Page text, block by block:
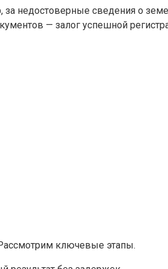
недостоверные сведения о
— залог успешной
ключевые этапы.